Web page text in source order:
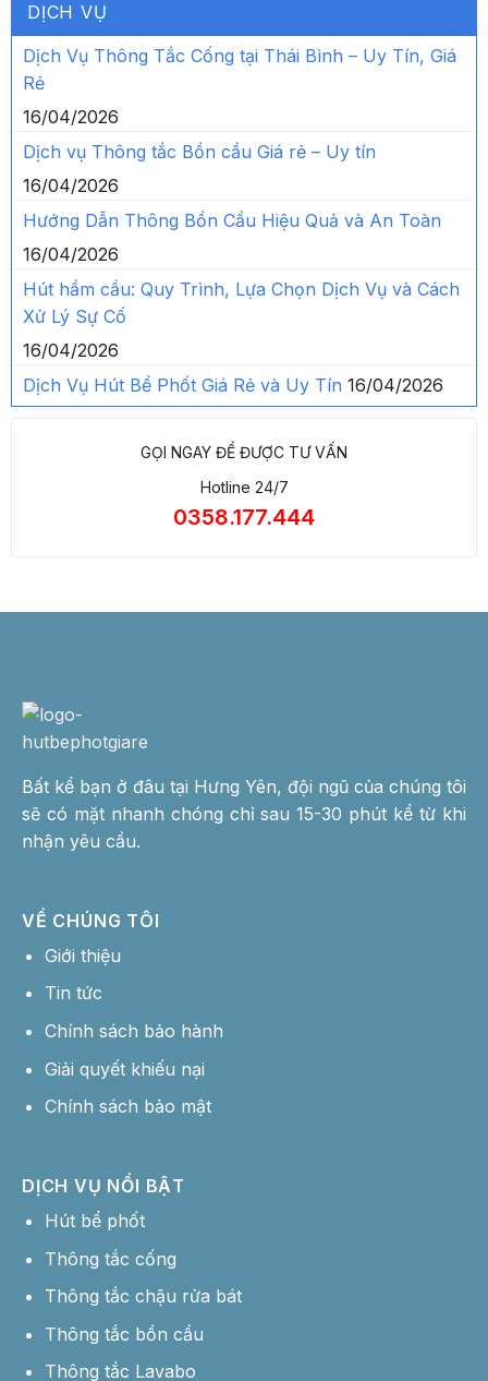
DỊCH VỤ
Dịch Vụ Thông Tắc Cống tại Thái Bình – Uy Tín, Giá
Rẻ
16/04/2026
Dịch vụ Thông tắc Bồn cầu Giá rẻ – Uy tín
16/04/2026
Hướng Dẫn Thông Bồn Cầu Hiệu Quả và An Toàn
16/04/2026
Hút hầm cầu: Quy Trình, Lựa Chọn Dịch Vụ và Cách
Xử Lý Sự Cố
16/04/2026
Dịch Vụ Hút Bể Phốt Giá Rẻ và Uy Tín 16/04/2026
GỌI NGAY ĐỂ ĐƯỢC TƯ VẤN
Hotline 24/7
0358.177.444
Bất kể bạn ở đâu tại Hưng Yên, đội ngũ của chúng tôi
sẽ có mặt nhanh chóng chỉ sau 15-30 phút kể từ khi
nhận yêu cầu.
VỀ CHÚNG TÔI
Giới thiệu
Tin tức
Chính sách bảo hành
Giải quyết khiếu nại
Chính sách bảo mật
DỊCH VỤ NỔI BẬT
Hút bể phốt
Thông tắc cống
Thông tắc chậu rửa bát
Thông tắc bồn cầu
Thông tắc Lavabo